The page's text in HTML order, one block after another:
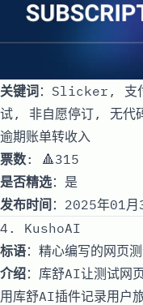
关键词：Slicker, 支
试, 非自愿停订, 无代
逾期账单转收入
票数: 🔺315
是否精选：是
发布时间 ：2025年01
4. KushoAI
标语：精心编写的网
介绍：库舒AI让测试网
用库舒AI插件记录用户